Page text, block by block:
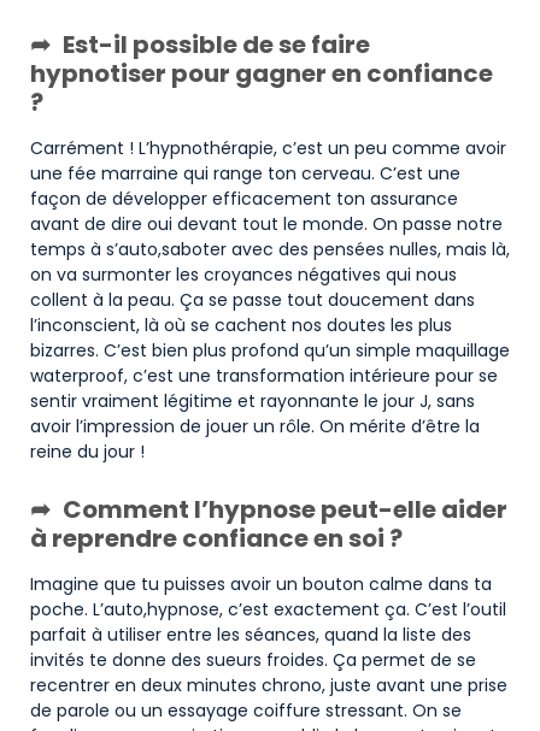
Est-il possible de se faire
hypnotiser pour gagner en confiance
?
Carrément ! L’hypnothérapie, c’est un peu comme avoir
une fée marraine qui range ton cerveau. C’est une
façon de développer efficacement ton assurance
avant de dire oui devant tout le monde. On passe notre
temps à s’auto,saboter avec des pensées nulles, mais là,
on va surmonter les croyances négatives qui nous
collent à la peau. Ça se passe tout doucement dans
l’inconscient, là où se cachent nos doutes les plus
bizarres. C’est bien plus profond qu’un simple maquillage
waterproof, c’est une transformation intérieure pour se
sentir vraiment légitime et rayonnante le jour J, sans
avoir l’impression de jouer un rôle. On mérite d’être la
reine du jour !
Comment l’hypnose peut-elle aider
à reprendre confiance en soi ?
Imagine que tu puisses avoir un bouton calme dans ta
poche. L’auto,hypnose, c’est exactement ça. C’est l’outil
parfait à utiliser entre les séances, quand la liste des
invités te donne des sueurs froides. Ça permet de se
recentrer en deux minutes chrono, juste avant une prise
de parole ou un essayage coiffure stressant. On se